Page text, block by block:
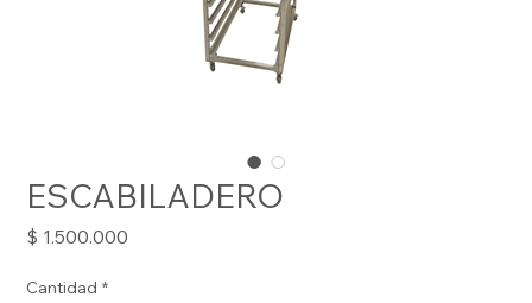
ESCABILADERO
$ 1.500.000
Cantidad *